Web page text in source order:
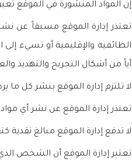
إن المواد المنشورة في الموقع
تعتذر إدارة الموقع مسبقاً عن
الطائفية والإقليمية أو تسيء إلى
أياً من أشكال التجريح والتهديد
لا تلتزم إدارة الموقع بنشر كل ما
تعتذر إدارة الموقع عن نشر أي
لا تدفع إدارة الموقع مبالغ
تعتبر إدارة الموقع أن الشخص